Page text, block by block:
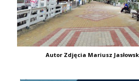
Autor Zdjęcia Mariusz